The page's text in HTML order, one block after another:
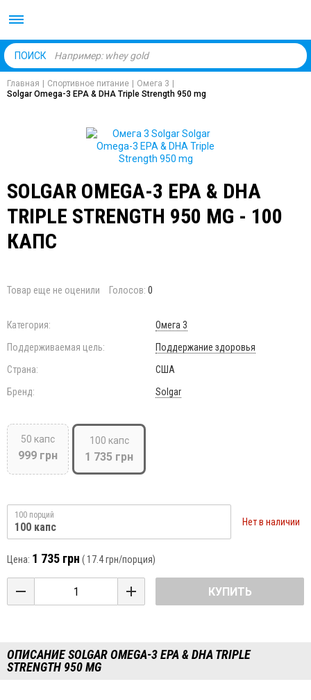
ПОИСК
Главная Спортивное питание Омега 3
Solgar Omega-3 EPA & DHA Triple Strength 950 mg
SOLGAR OMEGA-3 EPA & DHA
TRIPLE STRENGTH 950 MG - 100
КАПС
Товар еще не оценили Голосов: 0
Категория:
Омега 3
Поддерживаемая цель:
Поддержание здоровья
Страна:
США
Бренд:
Solgar
50 капс
999 грн
100 капс
1 735 грн
100 порций
100 капс Нет в наличии
Цена: 1 735 грн ( 17.4 грн/порция)
КУПИТЬ
ОПИСАНИЕ SOLGAR OMEGA-3 EPA & DHA TRIPLE
STRENGTH 950 MG